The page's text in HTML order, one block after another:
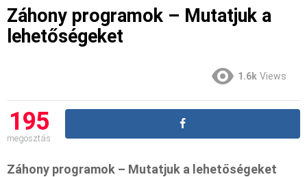
Záhony programok – Mutatjuk a
lehetőségeket
1.6k Views
195
megosztás
Záhony programok – Mutatjuk a lehetőségeket